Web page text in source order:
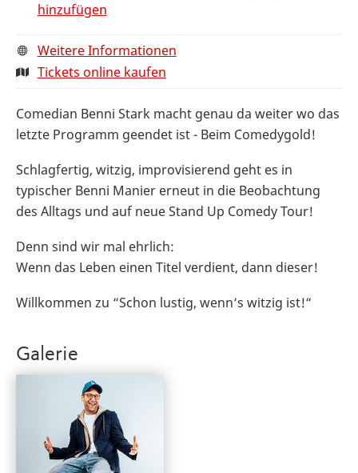
hinzufügen
Weitere Informationen
Tickets online kaufen
Comedian Benni Stark macht genau da weiter wo das
letzte Programm geendet ist - Beim Comedygold!
Schlagfertig, witzig, improvisierend geht es in
typischer Benni Manier erneut in die Beobachtung
des Alltags und auf neue Stand Up Comedy Tour!
Denn sind wir mal ehrlich:
Wenn das Leben einen Titel verdient, dann dieser!
Willkommen zu “Schon lustig, wenn‘s witzig ist!“
Galerie